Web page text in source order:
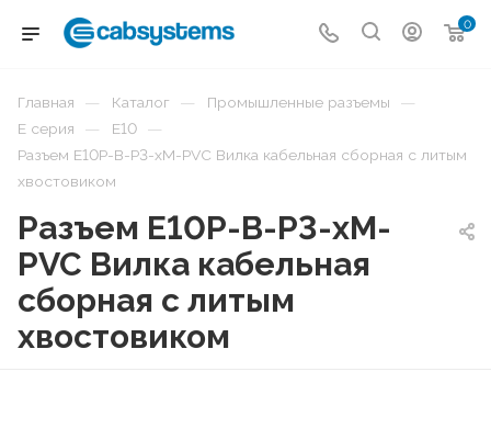
0
Главная — Каталог — Промышленные разъемы —
E серия — E10 —
Разъем E10P-B-P3-xM-PVC Вилка кабельная сборная с литым
хвостовиком
Разъем E10P-B-P3-xM-
PVC Вилка кабельная
сборная с литым
хвостовиком